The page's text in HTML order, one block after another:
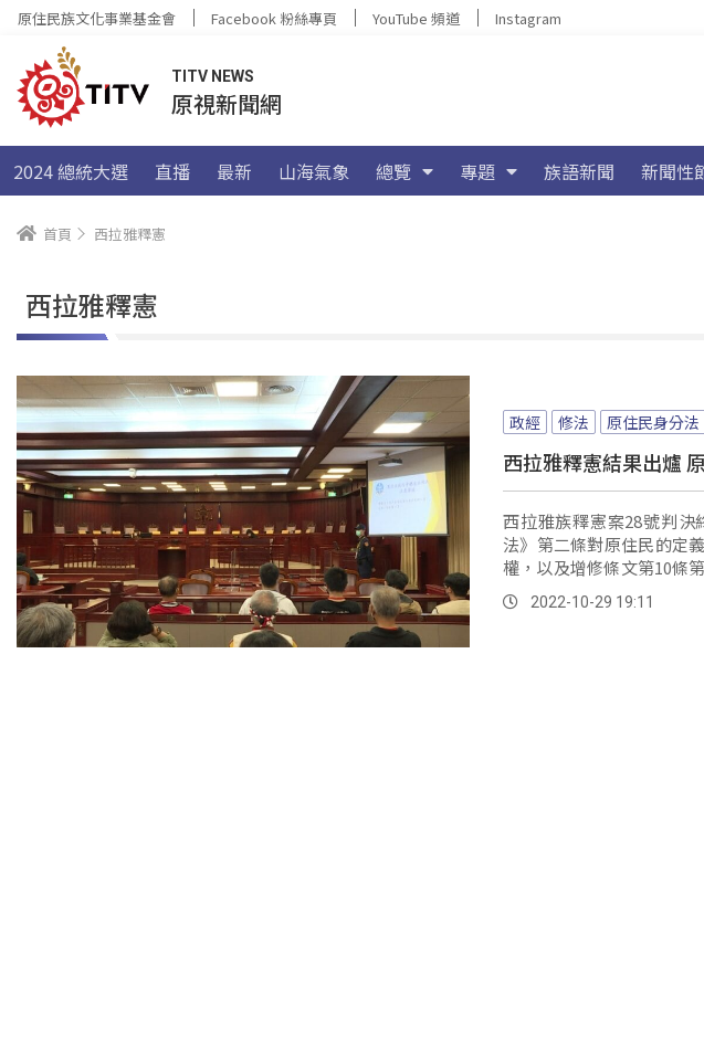
原住民族文化事業基金會 Facebook 粉絲專頁 YouTube 頻道 Instagram
TITV NEWS
原視新聞網
2024 總統大選 直播 最新 山海氣象 總覽 專題 族語新聞 新聞性
首頁 西拉雅釋憲
西拉雅釋憲
政經 修法 原住民身分法
西拉雅釋憲結果出爐
西拉雅族釋憲案28號判決
法》第二條對原住民的定
權，以及增修條文第10條
機關3年內修法或另訂特別
2022-10-29 19:11